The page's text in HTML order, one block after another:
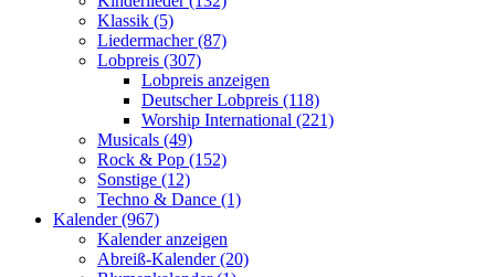
Klassik (5)
Liedermacher (87)
Lobpreis (307)
Lobpreis anzeigen
Deutscher Lobpreis (118)
Worship International (221)
Musicals (49)
Rock & Pop (152)
Sonstige (12)
Techno & Dance (1)
Kalender (967)
Kalender anzeigen
Abreiß-Kalender (20)